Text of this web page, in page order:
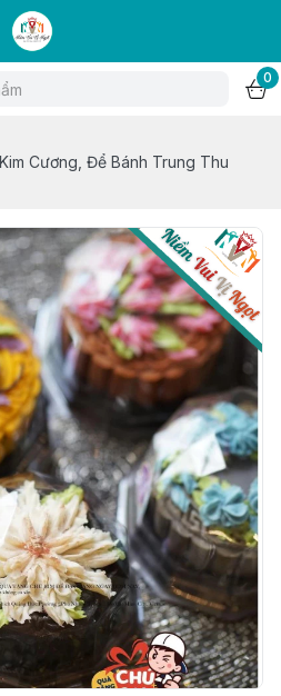
0
Cương, Để Bánh Trung Thu